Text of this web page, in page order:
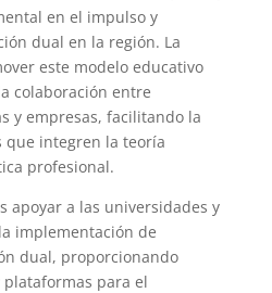
en el impulso y
dual en la región. La
este modelo educativo
colaboración entre
y empresas, facilitando la
que integren la teoría
profesional.
apoyar a las universidades y
implementación de
dual, proporcionando
para el